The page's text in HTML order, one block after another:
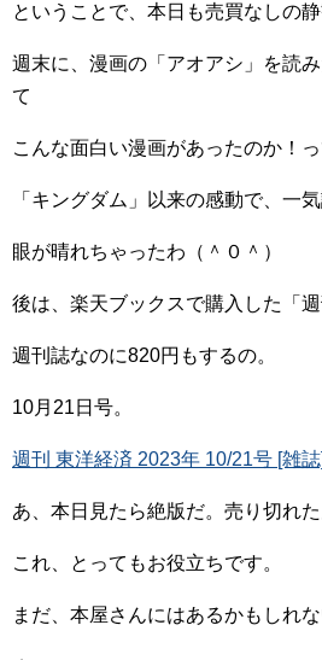
ということで、本日も売買なしの静
週末に、漫画の「アオアシ」を読
て
こんな面白い漫画があったのか！
「キングダム」以来の感動で、一
眼が晴れちゃったわ（＾０＾）
後は、楽天ブックスで購入した「週
週刊誌なのに820円もするの。
10月21日号。
週刊 東洋経済 2023年 10/21号 [雑誌]
あ、本日見たら絶版だ。売り切れ
これ、とってもお役立ちです。
まだ、本屋さんにはあるかもしれ